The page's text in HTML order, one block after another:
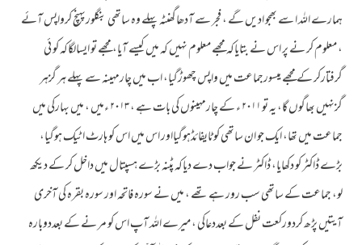
ہمارے اللہ ا سے بھجو ادیں گے ، فجر سے آدھاگھنٹہ پہلے وہ ساتھی بنگلورپہنچ کرواپس آئے
، معلوم کر نے پر اس نے بتایاکہ مجھے معلوم نہیں کہ میں کیسے آیا، مجھے تو ایسالگاکہ کو ئی
گرفتارکر کے مجھے میسورجماعت میں واپس چھوڑگیا، اب میں چارمہینہ سے پہلے ہر گزہر
گزنہیں بھاگوں گا، یہ تو ۲۰۱۱ ء کے چارمہینوں کی بات ہے ، ۲۰۱۳ ءمیں ، میں بہارکی میں
جماعت میں تھا، ایک جو ان ساتھی کو ٹایفائڈہوگیااور اس میں اس کو ہارٹ اٹیک ہوگیا،
بڑے ڈاکٹر کو دکھایا، ڈاکٹر نے جواب دے دیاکہ پٹنہ بڑے ہسپتال میں داخل کر کے دیکھ
لو، جماعت کے ساتھی سب رور ہے تھے ، میں نے سورہ فاتحہ اور سورہ بقرہ کی آخری
آیتیں پڑھ کردورکعت نفل کے بعددعاکی ، میرے اللہ آپ اس کو مر نے کے بعددوبارہ